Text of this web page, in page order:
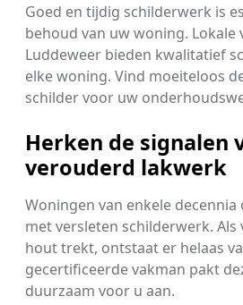
Goed en tijdig schilderwerk is
behoud van uw woning. Lokale
Luddeweer bieden kwalitatief
elke woning. Vind moeiteloos
schilder voor uw
Herken de signalen
verouderd lakwerk
Woningen van enkele decennia
met versleten schilderwerk.
hout trekt, ontstaat er helaas
gecertificeerde vakman pakt
duurzaam voor u aan.